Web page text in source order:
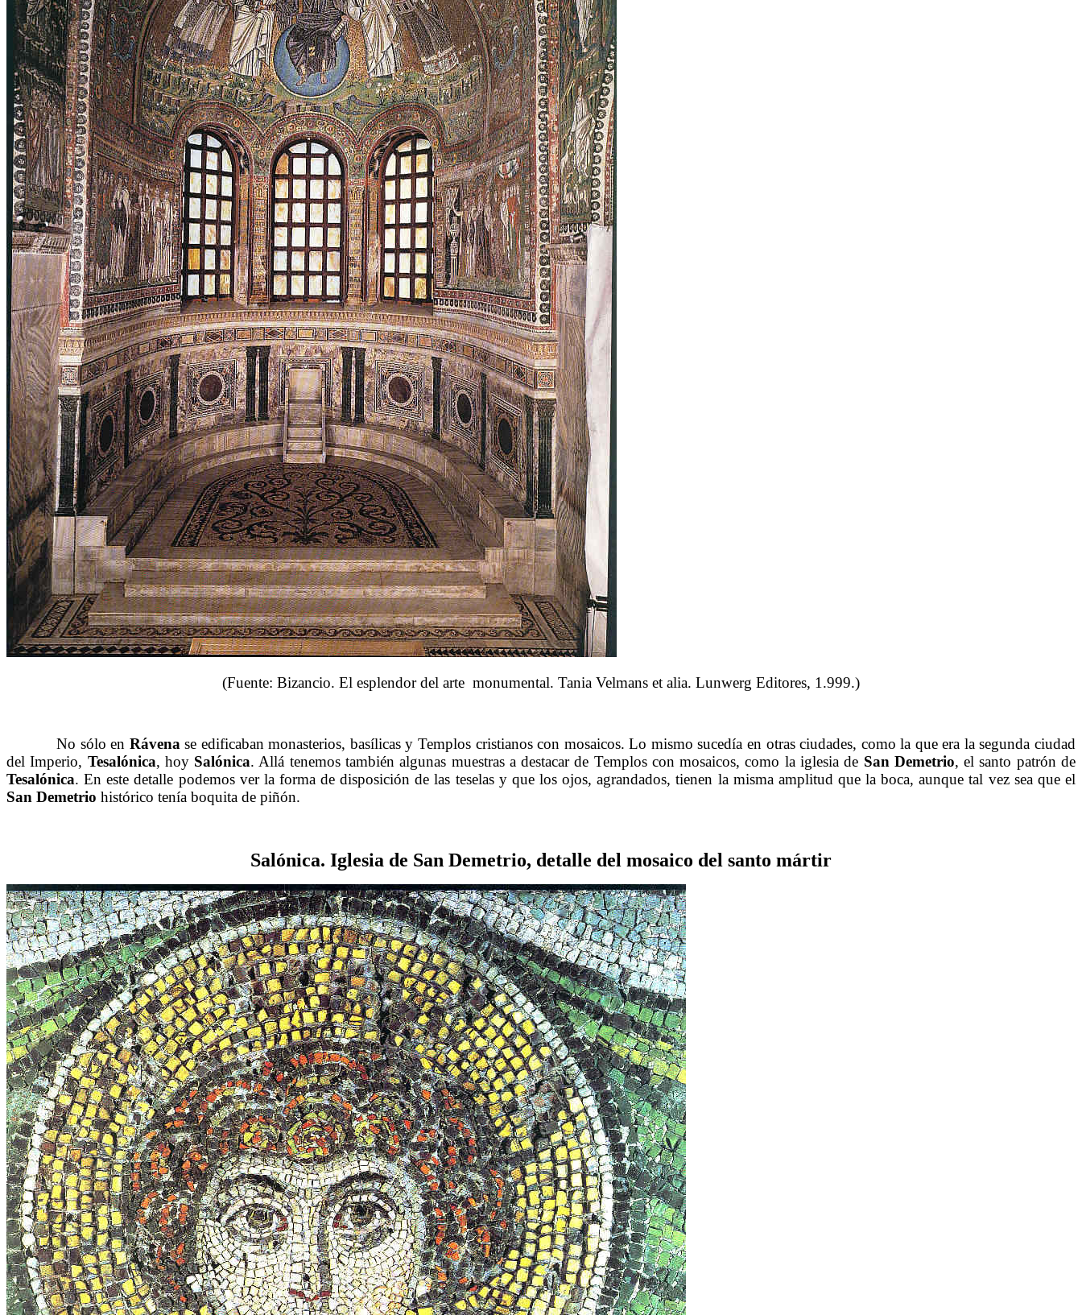
(Fuente: Bizancio. El esplendor del arte monumental. Tania Velmans et alia. Lunwerg Editores, 1.999.)
No sólo en Rávena se edificaban monasterios, basílicas y Templos cristianos con mosaicos. Lo mismo sucedía en otras ciudades, como la que era la segunda ciudad
del Imperio, Tesalónica, hoy Salónica. Allá tenemos también algunas muestras a destacar de Templos con mosaicos, como la iglesia de San Demetrio, el santo patrón de
Tesalónica. En este detalle podemos ver la forma de disposición de las teselas y que los ojos, agrandados, tienen la misma amplitud que la boca, aunque tal vez sea que el
San Demetrio histórico tenía boquita de piñón.
Salónica. Iglesia de San Demetrio, detalle del mosaico del santo mártir